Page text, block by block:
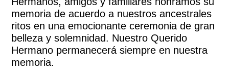
memoria de acuerdo a nuestros ancestrales
ritos en una emocionante ceremonia de gran
belleza y solemnidad. Nuestro Querido
Hermano permanecerá siempre en nuestra
memoria.